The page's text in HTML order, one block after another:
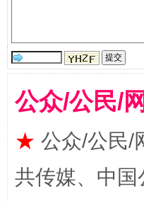
公众/公民/
★ 公众/公民/
共传媒、中